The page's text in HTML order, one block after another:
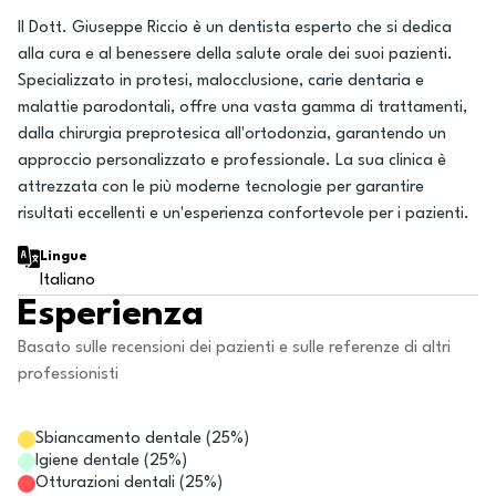
Il Dott. Giuseppe Riccio è un dentista esperto che si dedica
alla cura e al benessere della salute orale dei suoi pazienti.
Specializzato in protesi, malocclusione, carie dentaria e
malattie parodontali, offre una vasta gamma di trattamenti,
dalla chirurgia preprotesica all'ortodonzia, garantendo un
approccio personalizzato e professionale. La sua clinica è
attrezzata con le più moderne tecnologie per garantire
risultati eccellenti e un'esperienza confortevole per i pazienti.
Lingue
Italiano
Esperienza
Basato sulle recensioni dei pazienti e sulle referenze di altri
professionisti
Sbiancamento dentale ( 25%)
Igiene dentale ( 25%)
Otturazioni dentali ( 25%)